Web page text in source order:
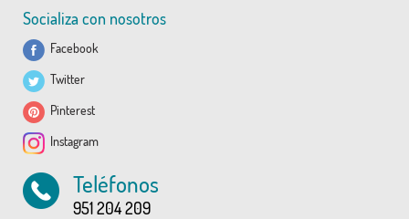
Socializa con nosotros
Facebook
Twitter
Pinterest
Instagram
Teléfonos
951 204 209